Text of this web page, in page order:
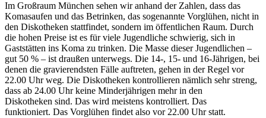
Im Großraum München sehen wir anhand der Zahlen, dass das
Komasaufen und das Betrinken, das sogenannte Vorglühen, nicht in
den Diskotheken stattfindet, sondern im öffentlichen Raum. Durch
die hohen Preise ist es für viele Jugendliche schwierig, sich in
Gaststätten ins Koma zu trinken. Die Masse dieser Jugendlichen –
gut 50 % – ist draußen unterwegs. Die 14-, 15- und 16-Jährigen, bei
denen die gravierendsten Fälle auftreten, gehen in der Regel vor
22.00 Uhr weg. Die Diskotheken kontrollieren nämlich sehr streng,
dass ab 24.00 Uhr keine Minderjährigen mehr in den
Diskotheken sind. Das wird meistens kontrolliert. Das
funktioniert. Das Vorglühen findet also vor 22.00 Uhr statt.